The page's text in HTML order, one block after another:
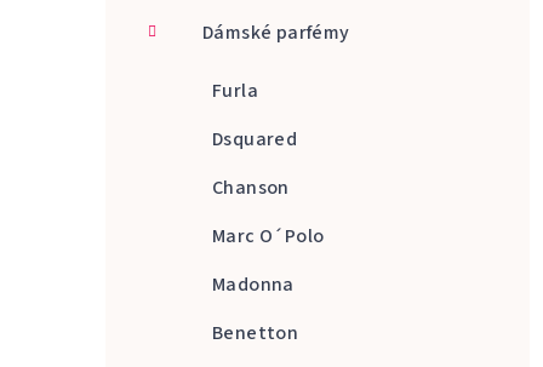
Dámské parfémy
Furla
Dsquared
Chanson
Marc O´Polo
Madonna
Benetton